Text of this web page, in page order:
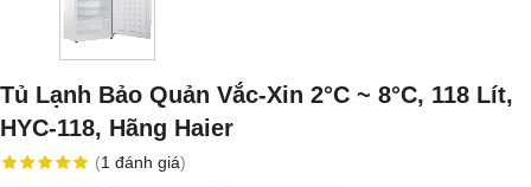
Tủ Lạnh Bảo Quản Vắc-Xin 2°C ~ 8°C, 118 Lít,
HYC-118, Hãng Haier
(1 đánh giá)